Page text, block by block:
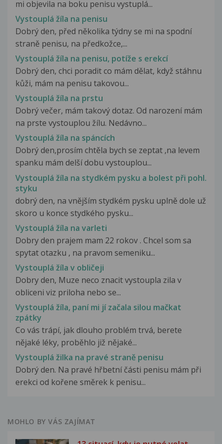
mi objevila na boku penisu vystuplá...
Vystouplá žíla na penisu
Dobrý den, před několika týdny se mi na spodní
straně penisu, na předkožce,...
Vystouplá žíla na penisu, potíže s erekcí
Dobrý den, chci poradit co mám dělat, když stáhnu
kůži, mám na penisu takovou...
Vystouplá žíla na prstu
Dobrý večer, mám takový dotaz. Od narození mám
na prste vystouplou žílu. Nedávno...
Vystouplá žíla na spáncích
Dobrý den,prosím chtěla bych se zeptat ,na levem
spanku mám delší dobu vystouplou...
Vystouplá žíla na stydkém pysku a bolest při pohl.
styku
dobrý den, na vnějším stydkém pysku uplně dole už
skoro u konce stydkého pysku...
Vystouplá žíla na varleti
Dobry den prajem mam 22 rokov . Chcel som sa
spytat otazku , na pravom semeniku...
Vystouplá žíla v obličeji
Dobry den, Muze neco znacit vystoupla zila v
obliceni viz priloha nebo se...
Vystouplá žíla, paní mi jí začala silou mačkat
zpátky
Co vás trápí, jak dlouho problém trvá, berete
nějaké léky, proběhlo již nějaké...
Vystouplá žilka na pravé straně penisu
Dobrý den. Na pravé hřbetní části penisu mám při
erekci od kořene směrek k penisu...
MOHLO BY VÁS ZAJÍMAT